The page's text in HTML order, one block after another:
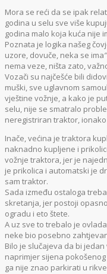
Mora se reći da se ipak
godina u selu sve više
godina malo koja kuća nije
Poznata je logika našeg
uzore, dovuče, neka se
nema veze, ništa zato,
Vozači su najčešće bili
muški, sve uglavnom
vještine vožnje, a kako je
selu, nije se smatralo
neregistriran traktor,
Inače, većina je traktora
naknadno kupljene i
vožnje traktora, jer je
je prikolica i automatski je
sam traktor.
Sada između ostaloga
skretanja, jer postoji
ogradu i eto štete.
A uz sve to trebalo je
neke bio posebno
Bilo je slučajeva da bi
naprimjer sijena
ga nije znao parkirati u